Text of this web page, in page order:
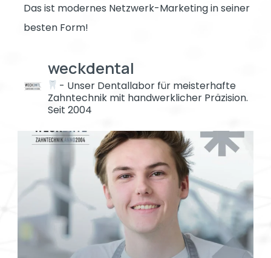
Das ist modernes Netzwerk-Marketing in seiner
besten Form!
weckdental
- Unser Dentallabor für meisterhafte
Zahntechnik mit handwerklicher Präzision.
Seit 2004